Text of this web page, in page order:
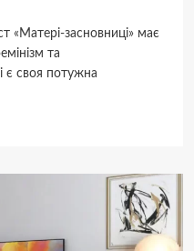
засновниці» має
та
є своя потужна